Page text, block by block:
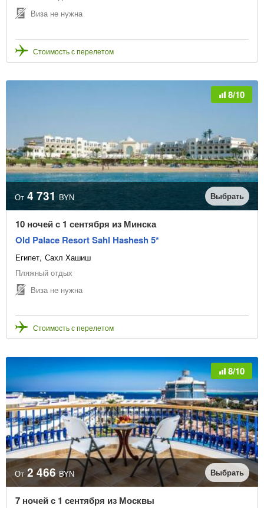
Виза не нужна
Стоимость с перелетом
8/10
От 4 731 BYN Выбрать
10 ночей с 1 сентября из Минска
Old Palace Resort Sahl Hashesh 5*
Египет Сахл Хашиш
Пляжный отдых
Виза не нужна
Стоимость с перелетом
8/10
От 2 466 BYN Выбрать
7 ночей с 1 сентября из Москвы